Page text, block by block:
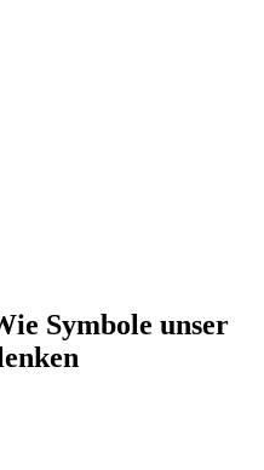
Symbole unser